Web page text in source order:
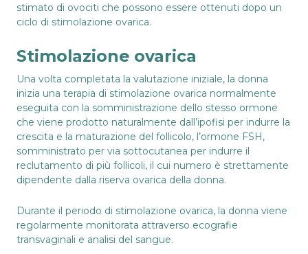
stimato di ovociti che possono essere ottenuti dopo un
ciclo di stimolazione ovarica.
Stimolazione ovarica
Una volta completata la valutazione iniziale, la donna
inizia una terapia di stimolazione ovarica normalmente
eseguita con la somministrazione dello stesso ormone
che viene prodotto naturalmente dall’ipofisi per indurre la
crescita e la maturazione del follicolo, l’ormone FSH,
somministrato per via sottocutanea per indurre il
reclutamento di più follicoli, il cui numero è strettamente
dipendente dalla riserva ovarica della donna.
Durante il periodo di stimolazione ovarica, la donna viene
regolarmente monitorata attraverso ecografie
transvaginali e analisi del sangue.